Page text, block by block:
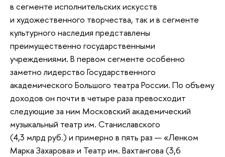
в сегменте исполнительских искусств
и художественного творчества, так и в сегменте
культурного наследия представлены
преимущественно государственными
учреждениями. В первом сегменте особенно
заметно лидерство Государственного
академического Большого театра России. По объему
доходов он почти в четыре раза превосходит
следующие за ним Московский академический
музыкальный театр им. Станиславского
(4,3 млрд руб.) и примерно в пять раз — «Ленком
Марка Захарова» и Театр им. Вахтангова (3,6